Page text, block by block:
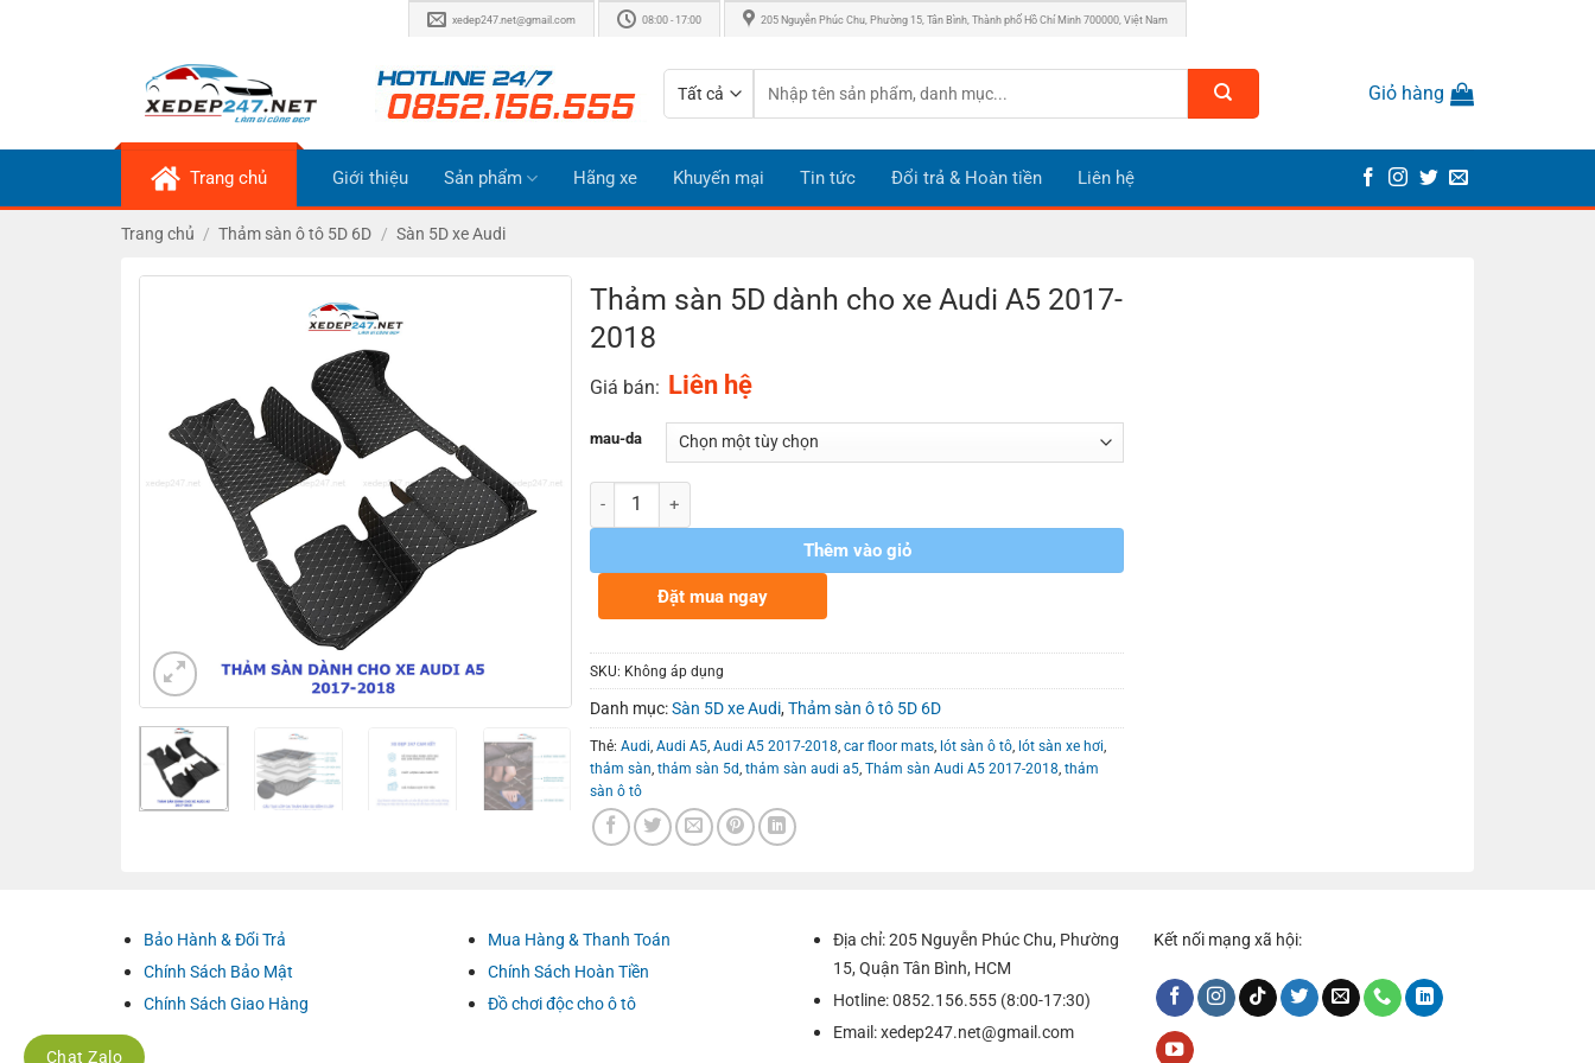
xedep247.net@gmail.com 08:00 - 17:00 205 Nguyễn Phúc Chu, Phường 15, Tân Bình, Thành phố Hồ Chí Minh 700000, Việt Nam
kiếm:
Giỏ hàng
Trang chủ Giới thiệu Sản phẩm Hãng xe Khuyến mại Tin tức Đổi trả & Hoàn tiền Liên hệ
Trang chủ / Thảm sàn ô tô 5D 6D / Sàn 5D xe Audi
Thảm sàn 5D dành cho xe Audi A5 2017-
2018
Giá bán: Liên hệ
mau-da
Số lượng
Thêm vào giỏ
Đặt mua ngay
SKU: Không áp dụng
Danh mục:Sàn 5D xe Audi,Thảm sàn ô tô 5D 6D
Thẻ: Audi Audi A5 Audi A5 2017-2018 car floor mats lót sàn ô tô lót sàn xe hơi
thảm sàn thảm sàn 5d thảm sàn audi a5 Thảm sàn Audi A5 2017-2018 thảm
sàn ô tô
Bảo Hành & Đổi Trả
Chính Sách Bảo Mật
Chính Sách Giao Hàng
Mua Hàng & Thanh Toán
Chính Sách Hoàn Tiền
Đồ chơi độc cho ô tô
Địa chỉ: 205 Nguyễn Phúc Chu, Phường
15, Quận Tân Bình, HCM
Hotline: 0852.156.555 (8:00-17:30)
Email:xedep247.net@gmail.com
Kết nối mạng xã hội:
Chat Zalo